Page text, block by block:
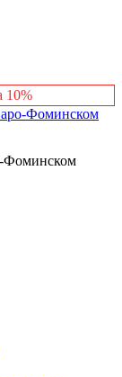
10%
Фоминском